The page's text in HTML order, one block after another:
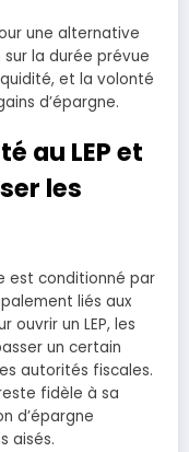
une alternative
la durée prévue
et la volonté
d’épargne.
au LEP et
les
est conditionné par
liés aux
un LEP, les
un certain
autorités fiscales.
fidèle à sa
d’épargne
aisés.